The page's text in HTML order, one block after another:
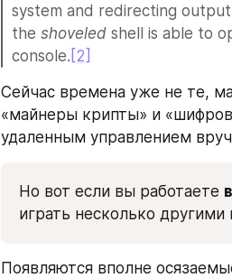
system and redirecting
the shoveled shell is able to
console. [2]
Сейчас времена уже не те,
«майнеры крипты» и
удаленным управлением
Но вот если вы работаете
играть несколько другими
Появляются вполне